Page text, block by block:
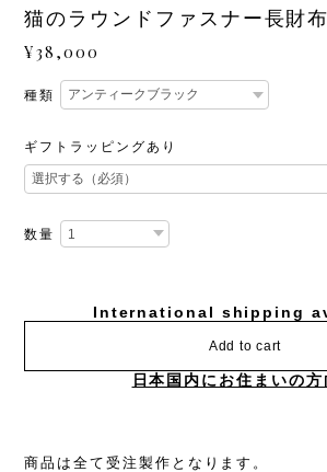
猫のラウンドファスナー長財布
¥38,000
種類
ギフトラッピングあり
数量
International shipping
Add to cart
日本国内にお住まいの方
商品は全て受注製作となります。